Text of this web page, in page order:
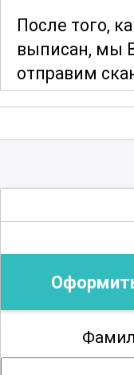
сфере
знания
вносить
После того,
выписан, мы
отправим
Вас адрес и
мы сообщим
документа
Благодарим